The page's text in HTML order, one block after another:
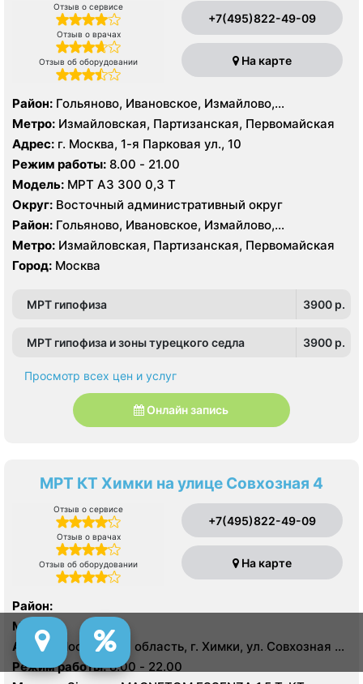
Отзыв о сервисе
Отзыв о врачах
Отзыв об оборудовании
+7(495)822-49-09
На карте
Район: Гольяново, Ивановское, Измайлово,
Метрогородок, Преображенское, Соколиная Гора
Метро: Измайловская, Партизанская, Первомайская
Адрес: г. Москва, 1-я Парковая ул., 10
Режим работы: 8.00 - 21.00
Модель: МРТ АЗ 300 0,3 Т
Округ: Восточный административный округ
Район: Гольяново, Ивановское, Измайлово,
Метрогородок, Преображенское, Соколиная Гора
Метро: Измайловская, Партизанская, Первомайская
Город: Москва
МРТ гипофиза 3900 p.
МРТ гипофиза и зоны турецкого седла 3900 p.
Просмотр всех цен и услуг
Онлайн запись
МРТ КТ Химки на улице Совхозная 4
Отзыв о сервисе
Отзыв о врачах
Отзыв об оборудовании
+7(495)822-49-09
На карте
Район:
Метро:
Адрес:
Московская область, г. Химки, ул. Совхозная 4,
стр 1
Режим работы:8.00 - 22.00